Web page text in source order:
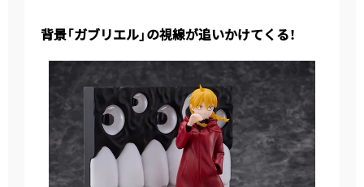
背景「ガブリエル」の視線が追いかけてくる！